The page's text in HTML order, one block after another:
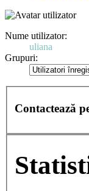
Nume utilizator:
uliana
Grupuri:
Contactează